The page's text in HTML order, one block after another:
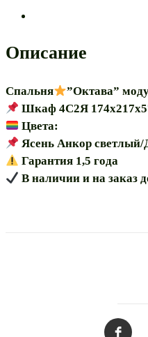
Описание
Спальня
”Октава”
Шкаф 4С2Я
Цвета:
Ясень Анкор
Гарантия 1,5 года
В наличии и на заказ